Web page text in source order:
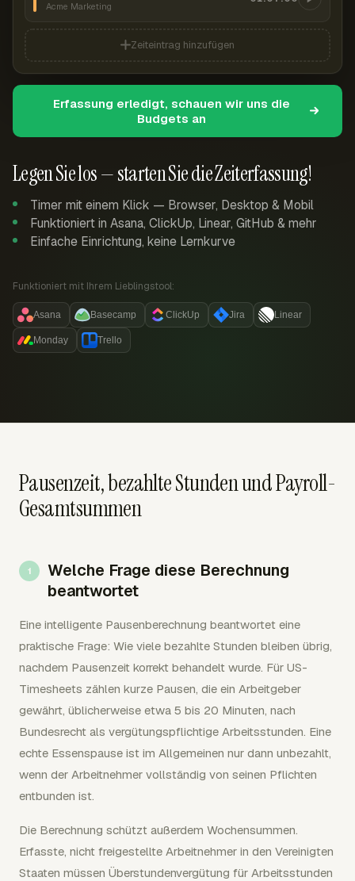
Legen Sie los — starten Sie die Zeiterfassung!
Timer mit einem Klick — Browser, Desktop & Mobil
Funktioniert in Asana, ClickUp, Linear, GitHub & mehr
Einfache Einrichtung, keine Lernkurve
Funktioniert mit Ihrem Lieblingstool:
Asana Basecamp ClickUp Jira Linear
Monday Trello
Acme Marketing
Zeiteintrag hinzufügen
Erfassung erledigt, schauen wir uns die
Budgets an
Pausenzeit, bezahlte Stunden und Payroll-
Gesamtsummen
Welche Frage diese Berechnung
beantwortet
Eine intelligente Pausenberechnung beantwortet eine
praktische Frage: Wie viele bezahlte Stunden bleiben übrig,
nachdem Pausenzeit korrekt behandelt wurde. Für US-
Timesheets zählen kurze Pausen, die ein Arbeitgeber
gewährt, üblicherweise etwa 5 bis 20 Minuten, nach
Bundesrecht als vergütungspflichtige Arbeitsstunden. Eine
echte Essenspause ist im Allgemeinen nur dann unbezahlt,
wenn der Arbeitnehmer vollständig von seinen Pflichten
entbunden ist.
Die Berechnung schützt außerdem Wochensummen.
Erfasste, nicht freigestellte Arbeitnehmer in den Vereinigten
Staaten müssen Überstundenvergütung für Arbeitsstunden